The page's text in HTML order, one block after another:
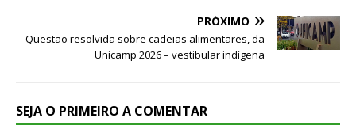
PRÓXIMO
Questão resolvida sobre cadeias alimentares, da
Unicamp 2026 – vestibular indígena
SEJA O PRIMEIRO A COMENTAR